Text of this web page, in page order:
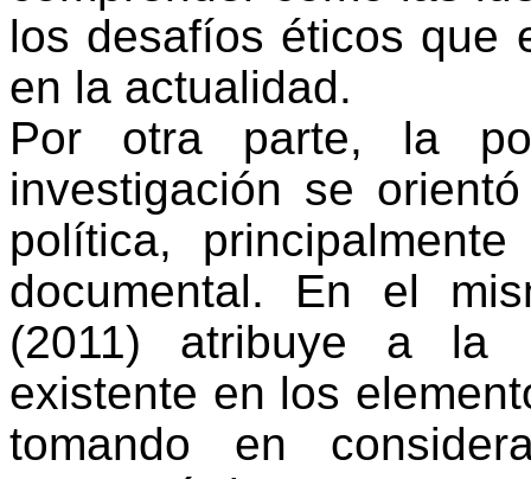
los desafíos éticos que
en la actualidad.
Por otra parte, la
investigación se
política,
documental. En el
(2011) atribuye a la
existente en los
tomando en